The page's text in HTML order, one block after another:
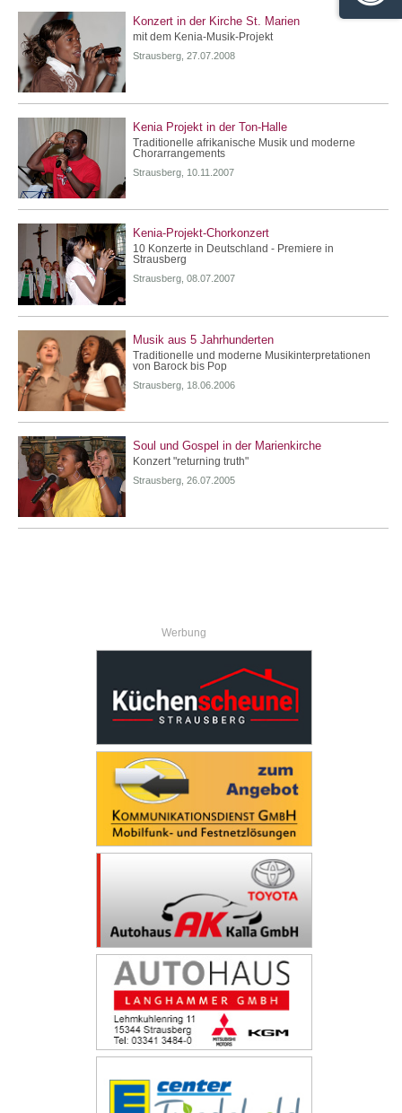
Konzert in der Kirche St. Marien
mit dem Kenia-Musik-Projekt
Strausberg, 27.07.2008
Kenia Projekt in der Ton-Halle
Traditionelle afrikanische Musik und moderne
Chorarrangements
Strausberg, 10.11.2007
Kenia-Projekt-Chorkonzert
10 Konzerte in Deutschland - Premiere in
Strausberg
Strausberg, 08.07.2007
Musik aus 5 Jahrhunderten
Traditionelle und moderne Musikinterpretationen
von Barock bis Pop
Strausberg, 18.06.2006
Soul und Gospel in der Marienkirche
Konzert "returning truth"
Strausberg, 26.07.2005
Werbung